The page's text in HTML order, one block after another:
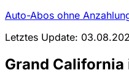
Auto-Abos ohne
Letztes Update:
Grand